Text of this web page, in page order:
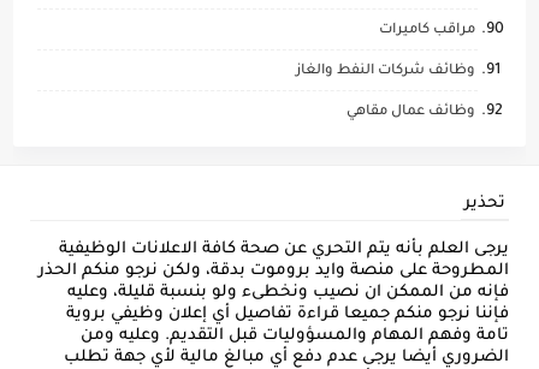
مراقب كاميرات
وظائف شركات النفط والغاز
وظائف عمال مقاهي
تحذير
يرجى العلم بأنه يتم التحري عن صحة كافة الاعلانات الوظيفية
المطروحة على منصة وايد بروموت بدقة، ولكن نرجو منكم الحذر
فإنه من الممكن ان نصيب ونخطىء ولو بنسبة قليلة، وعليه
فإننا نرجو منكم جميعا قراءة تفاصيل أي إعلان وظيفي بروية
تامة وفهم المهام والمسؤوليات قبل التقديم. وعليه ومن
الضروري أيضا يرجى عدم دفع أي مبالغ مالية لأي جهة تطلب